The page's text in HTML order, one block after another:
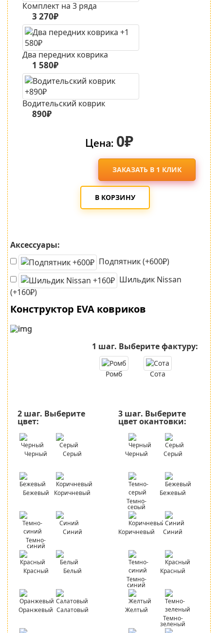
Комплект на 3 ряда
3 270₽
Два передних коврика
1 580₽
Водительский коврик
890₽
Цена: 0₽
ЗАКАЗАТЬ В 1 КЛИК
В КОРЗИНУ
Аксессуары:
Подпятник (+600₽)
Шильдик Nissan
(+160₽)
Конструктор EVA ковриков
1 шаг. Выберите фактуру:
Ромб Сота
2 шаг. Выберите
цвет:
Черный Серый
Бежевый Коричневый
Темно-
синий
Синий
Красный Белый
Оранжевый Салатовый
3 шаг. Выберите
цвет окантовки:
Черный Серый
Темно-
серый
Бежевый
Коричневый Синий
Темно-
синий
Красный
Желтый
Темно-
зеленый